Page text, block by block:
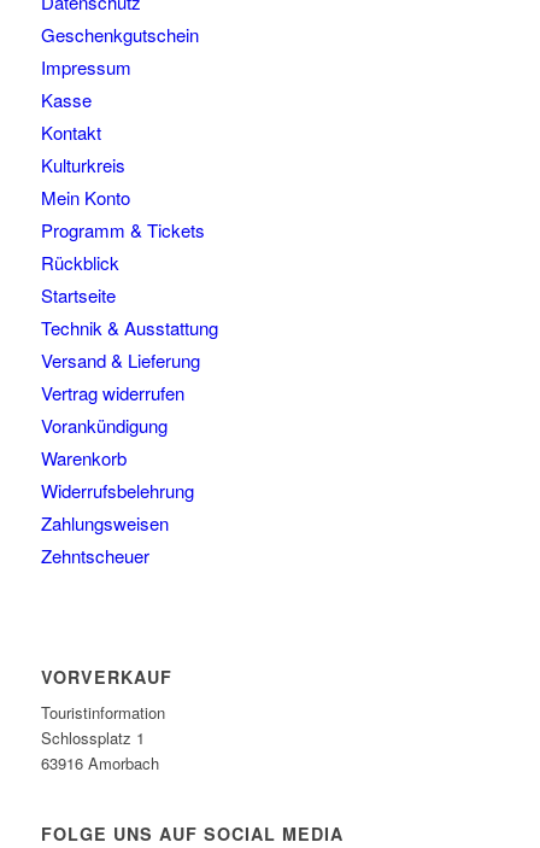
Geschenkgutschein
Impressum
Kasse
Kontakt
Kulturkreis
Mein Konto
Programm & Tickets
Rückblick
Startseite
Technik & Ausstattung
Versand & Lieferung
Vertrag widerrufen
Vorankündigung
Warenkorb
Widerrufsbelehrung
Zahlungsweisen
Zehntscheuer
VORVERKAUF
Touristinformation
Schlossplatz 1
63916 Amorbach
FOLGE UNS AUF SOCIAL MEDIA